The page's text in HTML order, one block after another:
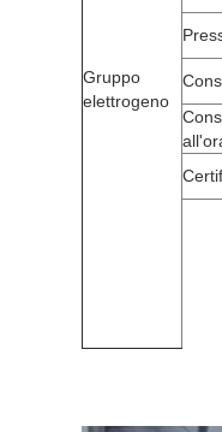
Gruppo
elettrogeno